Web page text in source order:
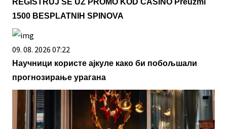
REGISTRUJ SE UZ PROMO KOD CASINO Preuzmi
1500 BESPLATNIH SPINOVA
09. 08. 2026 07:22
Научници користе ајкуле како би побољшали
прогнозирање урагана